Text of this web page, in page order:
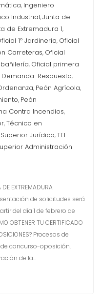
, Ingeniero
Industrial,Junta de
de Extremadura 1,
1º Jardinería, Oficial
Carreteras, Oficial
, Oficial primera
Respuesta,
, Peón Agrícola,
, Peón
Contra Incendios,
,Técnico en
Jurídico,TEI -
Administración
EXTREMADURA
de solicitudes será
del día 1 de febrero de
TU CERTIFICADO
Procesos de
concurso-oposición.
de la…